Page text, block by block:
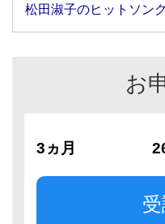
松田淑子のヒットソン
お
3ヵ月